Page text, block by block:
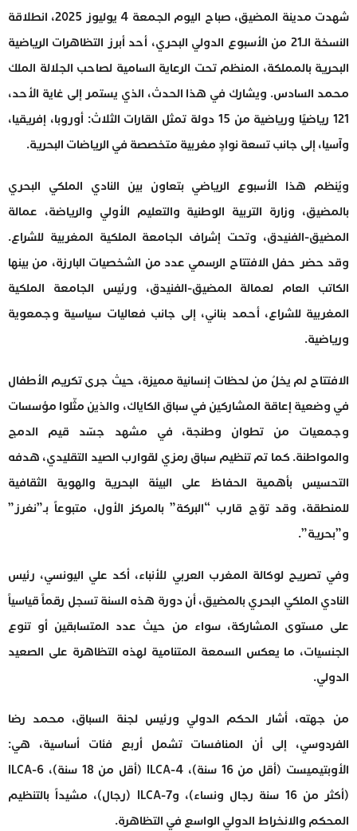
شهدت مدينة المضيق، صباح اليوم الجمعة 4 يوليوز 2025، انطلاقة
النسخة الـ21 من الأسبوع الدولي البحري، أحد أبرز التظاهرات الرياضية
البحرية بالمملكة، المنظم تحت الرعاية السامية لصاحب الجلالة الملك
محمد السادس. ويشارك في هذا الحدث، الذي يستمر إلى غاية الأحد،
121 رياضيًا ورياضية من 15 دولة تمثل القارات الثلاث: أوروبا، إفريقيا،
وآسيا، إلى جانب تسعة نوادٍ مغربية متخصصة في الرياضات البحرية.
ويُنظم هذا الأسبوع الرياضي بتعاون بين النادي الملكي البحري
بالمضيق، وزارة التربية الوطنية والتعليم الأولي والرياضة، عمالة
المضيق-الفنيدق، وتحت إشراف الجامعة الملكية المغربية للشراع.
وقد حضر حفل الافتتاح الرسمي عدد من الشخصيات البارزة، من بينها
الكاتب العام لعمالة المضيق-الفنيدق، ورئيس الجامعة الملكية
المغربية للشراع، أحمد بناني، إلى جانب فعاليات سياسية وجمعوية
ورياضية.
الافتتاح لم يخلُ من لحظات إنسانية مميزة، حيث جرى تكريم الأطفال
في وضعية إعاقة المشاركين في سباق الكاياك، والذين مثّلوا مؤسسات
وجمعيات من تطوان وطنجة، في مشهد جسّد قيم الدمج
والمواطنة. كما تم تنظيم سباق رمزي لقوارب الصيد التقليدي، هدفه
التحسيس بأهمية الحفاظ على البيئة البحرية والهوية الثقافية
للمنطقة، وقد توّج قارب “البركة” بالمركز الأول، متبوعاً بـ”نغرز”
و”بحرية”.
وفي تصريح لوكالة المغرب العربي للأنباء، أكد علي اليونسي، رئيس
النادي الملكي البحري بالمضيق، أن دورة هذه السنة تسجل رقماً قياسياً
على مستوى المشاركة، سواء من حيث عدد المتسابقين أو تنوع
الجنسيات، ما يعكس السمعة المتنامية لهذه التظاهرة على الصعيد
الدولي.
من جهته، أشار الحكم الدولي ورئيس لجنة السباق، محمد رضا
الفردوسي، إلى أن المنافسات تشمل أربع فئات أساسية، هي:
الأوبتيميست (أقل من 16 سنة)، ILCA-4 (أقل من 18 سنة)، ILCA-6
(أكثر من 16 سنة رجال ونساء)، وILCA-7 (رجال)، مشيداً بالتنظيم
المحكم والانخراط الدولي الواسع في التظاهرة.